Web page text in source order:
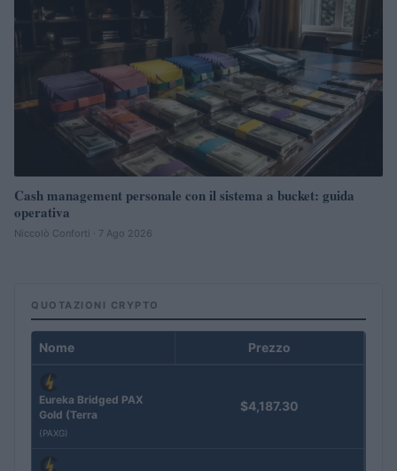
Cash management personale con il sistema a bucket: guida
operativa
Niccolò Conforti · 7 Ago 2026
QUOTAZIONI CRYPTO
Nome Prezzo
Eureka Bridged PAX
Gold (Terra
(PAXG)
$4,187.30